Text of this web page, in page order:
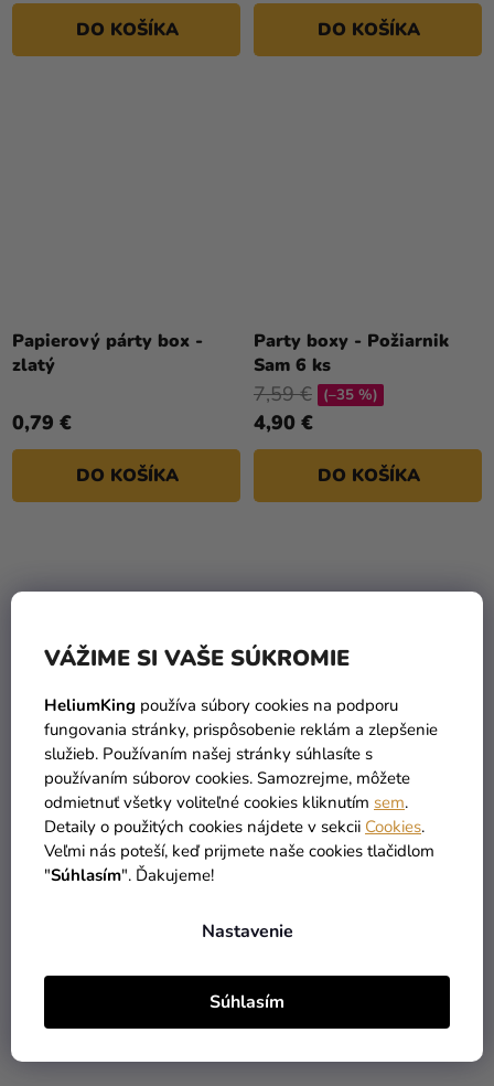
VÁŽIME SI VAŠE SÚKROMIE
HeliumKing používa súbory cookies na podporu
fungovania stránky, prispôsobenie reklám a zlepšenie
služieb. Používaním našej stránky súhlasíte s
používaním súborov cookies. Samozrejme, môžete
odmietnuť všetky voliteľné cookies kliknutím sem.
Detaily o použitých cookies nájdete v sekcii Cookies.
Veľmi nás poteší, keď prijmete naše cookies tlačidlom
"Súhlasím". Ďakujeme!
Nastavenie
Súhlasím
DO KOŠÍKA DO KOŠÍKA
Papierový párty box -
zlatý
0,79 €
DO KOŠÍKA
Party boxy - Požiarnik
Sam 6 ks
4,90 €
7,59 € (–35 %)
DO KOŠÍKA
Party boxy na sladkosti -
Barbie 6 ks
4,90 €
7,59 € (–35 %)
Podtácka Harry Potter -
Bifľomor 1 ks
3,99 € (–22 %)